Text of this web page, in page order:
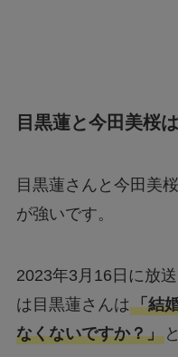
目黒蓮と今田美桜
目黒蓮さんと今田美
が強いです。
2023年3月16日に放
は目黒蓮さんは「結
なくないですか？」